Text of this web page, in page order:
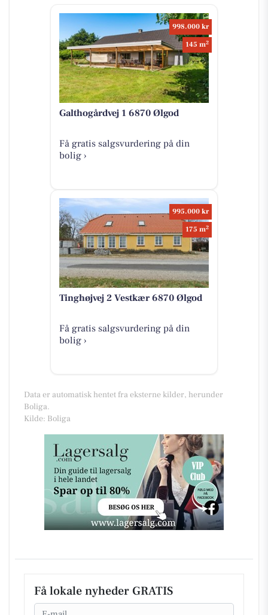
998.000 kr
145 m2
Galthogårdvej 1 6870 Ølgod
Få gratis salgsvurdering på din
bolig ›
995.000 kr
175 m2
Tinghøjvej 2 Vestkær 6870 Ølgod
Få gratis salgsvurdering på din
bolig ›
Data er automatisk hentet fra eksterne kilder, herunder
Boliga.
Kilde: Boliga
Få lokale nyheder GRATIS
Email